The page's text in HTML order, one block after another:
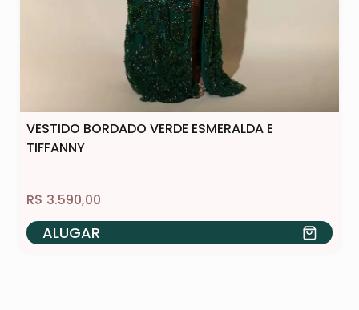
VESTIDO BORDADO VERDE ESMERALDA E
TIFFANNY
R$ 3.590,00
ALUGAR